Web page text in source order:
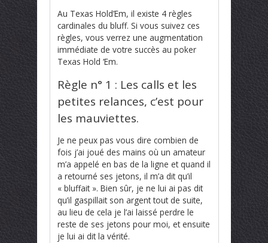
Au Texas Hold’Em, il existe 4 règles
cardinales du bluff. Si vous suivez ces
règles, vous verrez une augmentation
immédiate de votre succès au poker
Texas Hold ‘Em.
Règle n° 1 : Les calls et les
petites relances, c’est pour
les mauviettes.
Je ne peux pas vous dire combien de
fois j’ai joué des mains où un amateur
m’a appelé en bas de la ligne et quand il
a retourné ses jetons, il m’a dit qu’il
« bluffait ». Bien sûr, je ne lui ai pas dit
qu’il gaspillait son argent tout de suite,
au lieu de cela je l’ai laissé perdre le
reste de ses jetons pour moi, et ensuite
je lui ai dit la vérité.